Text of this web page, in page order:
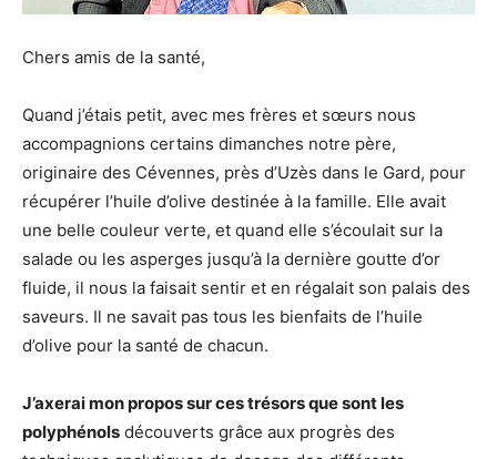
Chers amis de la santé,
Quand j’étais petit, avec mes frères et sœurs nous
accompagnions certains dimanches notre père,
originaire des Cévennes, près d’Uzès dans le Gard, pour
récupérer l’huile d’olive destinée à la famille. Elle avait
une belle couleur verte, et quand elle s’écoulait sur la
salade ou les asperges jusqu’à la dernière goutte d’or
fluide, il nous la faisait sentir et en régalait son palais des
saveurs. Il ne savait pas tous les bienfaits de l’huile
d’olive pour la santé de chacun.
J’axerai mon propos sur ces trésors que sont les
polyphénols découverts grâce aux progrès des